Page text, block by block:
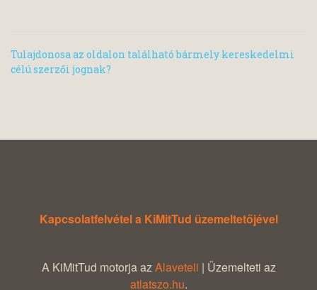
Tulajdonosa az oldalon található bármely kereskedelmi
célú szerzői jognak?
Kapcsolatfelvétel a KiMitTud üzemeltetőjével
A KiMitTud motorja azAlaveteli | Üzemelteti az
atlatszo.hu.